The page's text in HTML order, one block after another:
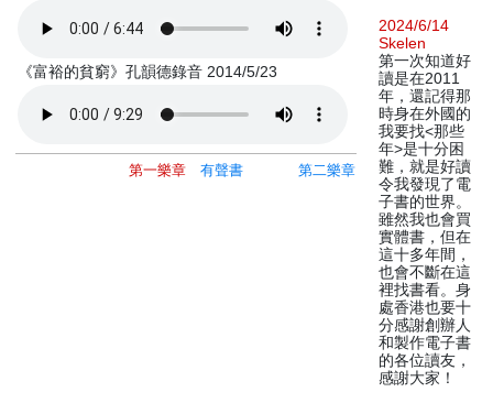
《富裕的貧窮》孔韻德錄音 2014/5/23
第一樂章 有聲書 第二樂章
2024/6/14
Skelen
第一次知道好
讀是在2011
年，還記得那
時身在外國的
我要找<那些
年>是十分困
難，就是好讀
令我發現了電
子書的世界。
雖然我也會買
實體書，但在
這十多年間，
也會不斷在這
裡找書看。身
處香港也要十
分感謝創辦人
和製作電子書
的各位讀友，
感謝大家！